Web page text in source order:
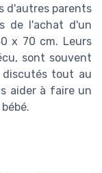
d'autres parents
de l'achat d'un
x 70 cm. Leurs
sont souvent
discutés tout au
aider à faire un